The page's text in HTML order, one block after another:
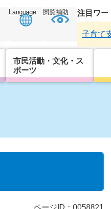
Language 閲覧補助 注目ワー
子育て
市民活動・文化・ス
ポーツ
ページID：0058821